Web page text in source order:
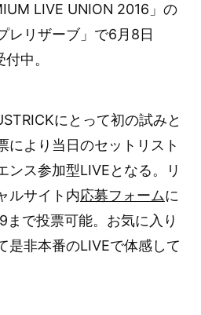
LIVE UNION 2016」の
レリザーブ」で6月8日
中。
にとって初の試みと
により当日のセットリスト
ンス参加型LIVEとなる。リ
ルサイト内応募フォームに
で投票可能。お気に入り
是非本番のLIVEで体感して